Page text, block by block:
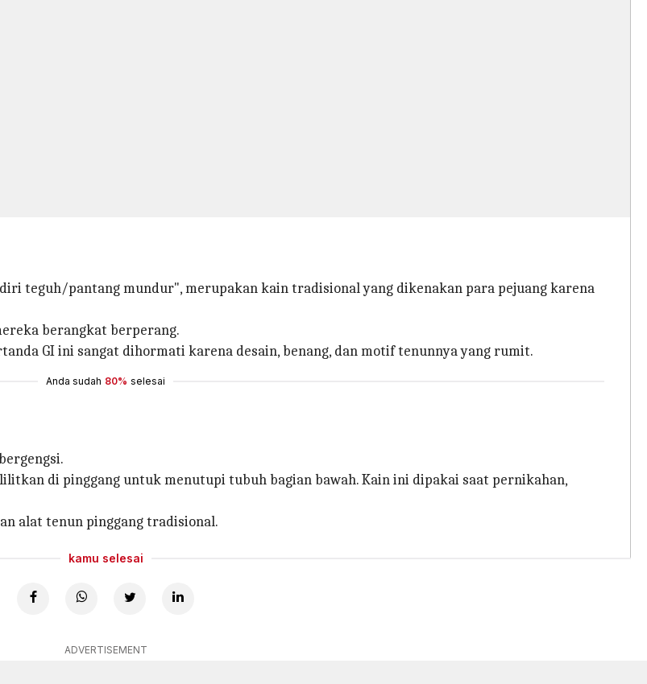
teguh/pantang mundur", merupakan kain tradisional yang dikenakan para pejuang karena
berangkat berperang.
GI ini sangat dihormati karena desain, benang, dan motif tenunnya yang rumit.
Anda sudah 80% selesai
di pinggang untuk menutupi tubuh bagian bawah. Kain ini dipakai saat pernikahan,
alat tenun pinggang tradisional.
kamu selesai
ADVERTISEMENT